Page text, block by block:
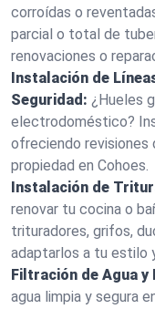
corroídas o
parcial o total de
renovaciones o
Instalación de
Seguridad: ¿Hueles
electrodoméstico?
ofreciendo revisiones
propiedad en Cohoes.
Instalación de
renovar tu cocina o
trituradores, grifos,
adaptarlos a tu estilo
Filtración de Agua
agua limpia y segura